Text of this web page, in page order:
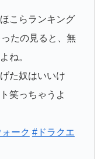
こらランキング
たの見ると、無
ね。
た奴はいいけ
笑っちゃうよ
ーク #ドラクエ